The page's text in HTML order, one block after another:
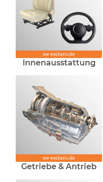
Innenausstattung
Getriebe & Antrieb